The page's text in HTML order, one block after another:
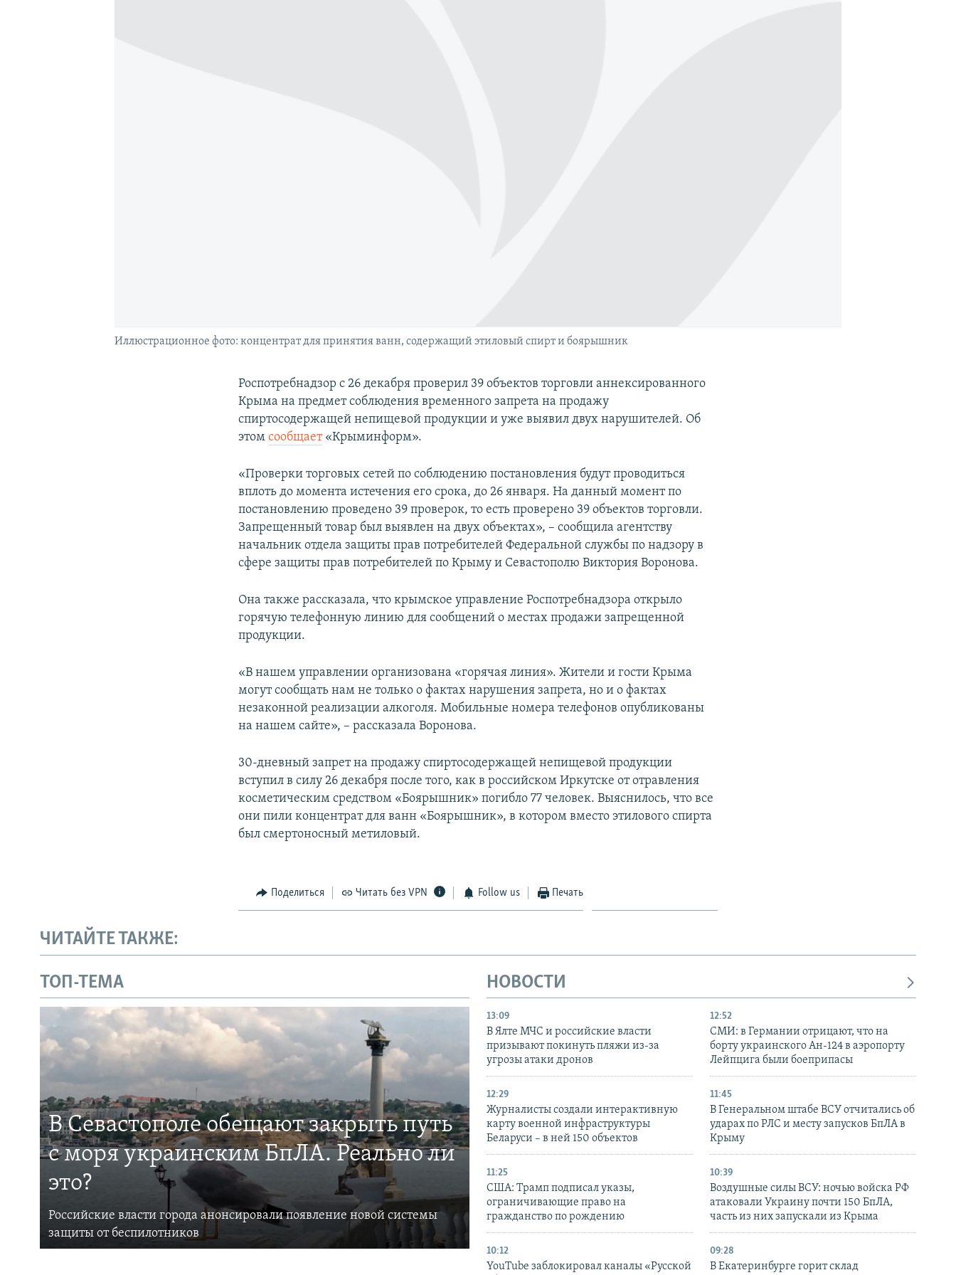
Иллюстрационное фото: концентрат для принятия ванн, содержащий этиловый спирт и боярышник
Роспотребнадзор с 26 декабря проверил 39 объектов торговли аннексированного
Крыма на предмет соблюдения временного запрета на продажу
спиртосодержащей непищевой продукции и уже выявил двух нарушителей. Об
этомсообщает«Крыминформ».
«Проверки торговых сетей по соблюдению постановления будут проводиться
вплоть до момента истечения его срока, до 26 января. На данный момент по
постановлению проведено 39 проверок, то есть проверено 39 объектов торговли.
Запрещенный товар был выявлен на двух объектах», – сообщила агентству
начальник отдела защиты прав потребителей Федеральной службы по надзору в
сфере защиты прав потребителей по Крыму и Севастополю Виктория Воронова.
Она также рассказала, что крымское управление Роспотребнадзора открыло
горячую телефонную линию для сообщений о местах продажи запрещенной
продукции.
«В нашем управлении организована «горячая линия». Жители и гости Крыма
могут сообщать нам не только о фактах нарушения запрета, но и о фактах
незаконной реализации алкоголя. Мобильные номера телефонов опубликованы
на нашем сайте», – рассказала Воронова.
30-дневный запрет на продажу спиртосодержащей непищевой продукции
вступил в силу 26 декабря после того, как в российском Иркутске от отравления
косметическим средством «Боярышник» погибло 77 человек. Выяснилось, что все
они пили концентрат для ванн «Боярышник», в котором вместо этилового спирта
был смертоносный метиловый.
Поделиться Читать без VPN Follow us Печать
ЧИТАЙТЕ ТАКЖЕ:
ТОП-ТЕМА
В Севастополе обещают закрыть путь
с моря украинским БпЛА. Реально ли
это?
Российские власти города анонсировали появление новой системы
защиты от беспилотников
НОВОСТИ
13:09
В Ялте МЧС и российские власти
призывают покинуть пляжи из-за
угрозы атаки дронов
12:52
СМИ: в Германии отрицают, что на
борту украинского Ан-124 в аэропорту
Лейпцига были боеприпасы
12:29
Журналисты создали интерактивную
карту военной инфраструктуры
Беларуси – в ней 150 объектов
11:45
В Генеральном штабе ВСУ отчитались об
ударах по РЛС и месту запусков БпЛА в
Крыму
11:25
США: Трамп подписал указы,
ограничивающие право на
гражданство по рождению
10:39
Воздушные силы ВСУ: ночью войска РФ
атаковали Украину почти 150 БпЛА,
часть из них запускали из Крыма
10:12
YouTube заблокировал каналы «Русской
09:28
В Екатеринбурге горит склад